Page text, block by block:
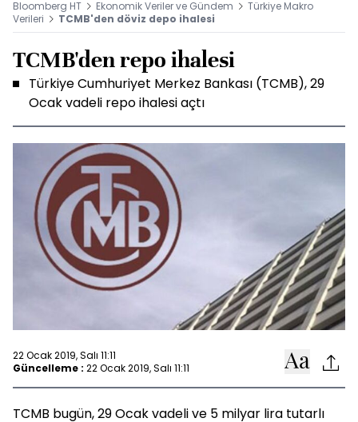
Bloomberg HT Ekonomik Veriler ve Gündem
Türkiye Makro
Verileri
TCMB'den döviz depo ihalesi
TCMB'den repo ihalesi
Türkiye Cumhuriyet Merkez Bankası (TCMB), 29
Ocak vadeli repo ihalesi açtı
22 Ocak 2019, Salı 11:11
Güncelleme : 22 Ocak 2019, Salı 11:11
TCMB bugün, 29 Ocak vadeli ve 5 milyar lira tutarlı